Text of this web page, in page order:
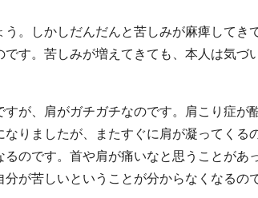
。しかしだんだんと苦しみが麻痺してき
す。苦しみが増えてきても、本人は気づ
が、肩がガチガチなのです。肩こり症が
りましたが、またすぐに肩が凝ってくる
のです。首や肩が痛いなと思うことがあ
が苦しいということが分からなくなるの